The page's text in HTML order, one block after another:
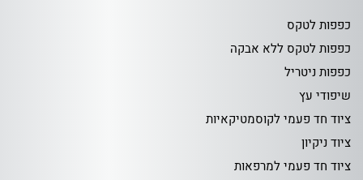
כפפות לטקס
כפפות לטקס ללא אבקה
כפפות ניטריל
שיפודי עץ
ציוד חד פעמי לקוסמטיקאיות
ציוד ניקיון
ציוד חד פעמי למרפאות